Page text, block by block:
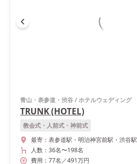
青山・表参道・渋谷/ホテルウェディング
TRUNK (HOTEL)
教会式・人前式・神前式
最寄： 表参道駅・明治神宮前駅・渋谷駅
人数： 36名〜198名
費用： 77名 ／491万円